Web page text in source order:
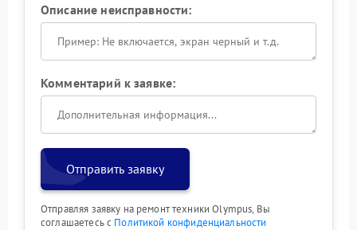
Описание неисправности:
Комментарий к заявке:
Отправить заявку
Отправляя заявку на ремонт техники Olympus, Вы
соглашаетесь с Политикой конфиденциальности